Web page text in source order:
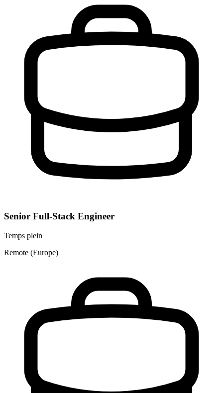
Senior Full-Stack Engineer
Temps plein
Remote (Europe)